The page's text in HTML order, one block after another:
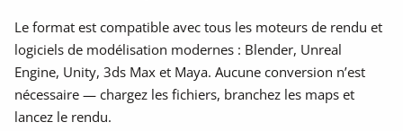
Le format est compatible avec tous les moteurs de rendu et
logiciels de modélisation modernes : Blender, Unreal
Engine, Unity, 3ds Max et Maya. Aucune conversion n’est
nécessaire — chargez les fichiers, branchez les maps et
lancez le rendu.